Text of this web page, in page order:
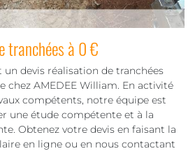
tranchées à 0 €
devis réalisation de tranchées
chez AMEDEE William. En activité
compétents, notre équipe est
une étude compétente et à la
Obtenez votre devis en faisant la
en ligne ou en nous contactant